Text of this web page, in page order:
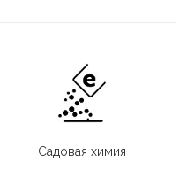
Садовая химия